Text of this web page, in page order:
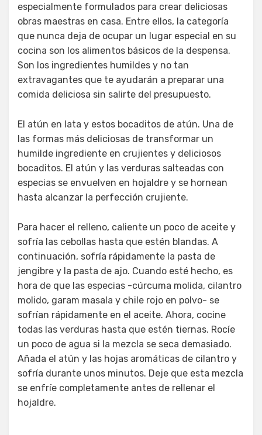
especialmente formulados para crear deliciosas
obras maestras en casa. Entre ellos, la categoría
que nunca deja de ocupar un lugar especial en su
cocina son los alimentos básicos de la despensa.
Son los ingredientes humildes y no tan
extravagantes que te ayudarán a preparar una
comida deliciosa sin salirte del presupuesto.
El atún en lata y estos bocaditos de atún. Una de
las formas más deliciosas de transformar un
humilde ingrediente en crujientes y deliciosos
bocaditos. El atún y las verduras salteadas con
especias se envuelven en hojaldre y se hornean
hasta alcanzar la perfección crujiente.
Para hacer el relleno, caliente un poco de aceite y
sofría las cebollas hasta que estén blandas. A
continuación, sofría rápidamente la pasta de
jengibre y la pasta de ajo. Cuando esté hecho, es
hora de que las especias -cúrcuma molida, cilantro
molido, garam masala y chile rojo en polvo- se
sofrían rápidamente en el aceite. Ahora, cocine
todas las verduras hasta que estén tiernas. Rocíe
un poco de agua si la mezcla se seca demasiado.
Añada el atún y las hojas aromáticas de cilantro y
sofría durante unos minutos. Deje que esta mezcla
se enfríe completamente antes de rellenar el
hojaldre.